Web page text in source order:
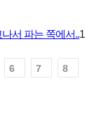
서 파는 쪽에서..1
6 7 8